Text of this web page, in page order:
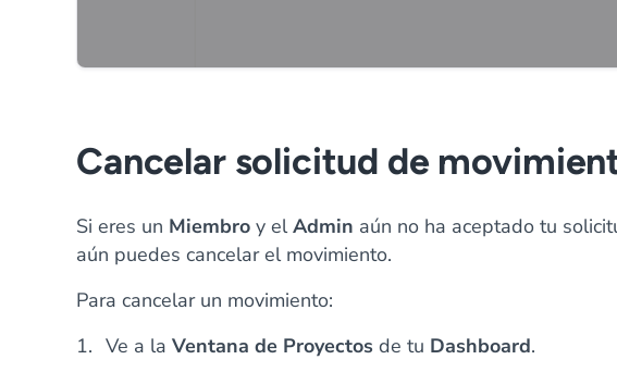
Cancelar solicitud de
Si eres un Miembro y elAdmin aún no ha aceptado tu
aún puedes cancelar el movimiento.
Para cancelar un movimiento:
Ve a la Ventana de Proyectos de tu Dashboard.